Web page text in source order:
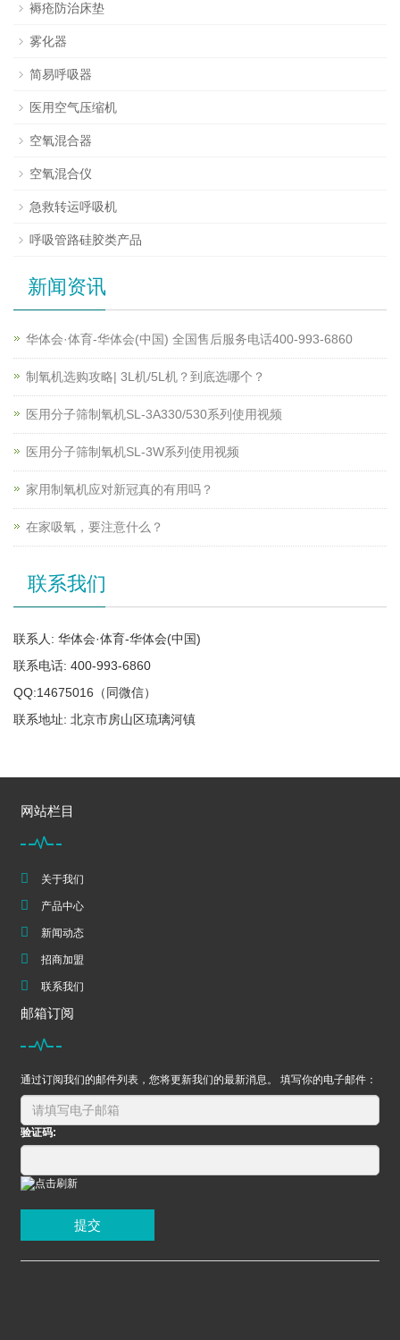
褥疮防治床垫
雾化器
简易呼吸器
医用空气压缩机
空氧混合器
空氧混合仪
急救转运呼吸机
呼吸管路硅胶类产品
新闻资讯
华体会·体育-华体会(中国) 全国售后服务电话400-993-6860
制氧机选购攻略| 3L机/5L机？到底选哪个？
医用分子筛制氧机SL-3A330/530系列使用视频
医用分子筛制氧机SL-3W系列使用视频
家用制氧机应对新冠真的有用吗？
在家吸氧，要注意什么？
联系我们
联系人: 华体会·体育-华体会(中国)
联系电话: 400-993-6860
QQ:14675016（同微信）
联系地址: 北京市房山区琉璃河镇
网站栏目
关于我们
产品中心
新闻动态
招商加盟
联系我们
邮箱订阅
通过订阅我们的邮件列表，您将更新我们的最新消息。 填写你的电子邮件：
验证码:
提交